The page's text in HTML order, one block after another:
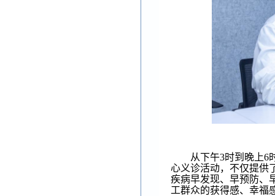
从下午3时到晚上6
心义诊活动，不仅提供
疾病早发现、早预防、
工群众的获得感、幸福